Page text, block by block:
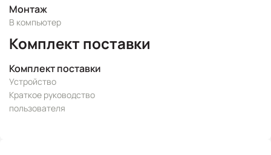
Монтаж
В компьютер
Комплект поставки
Комплект поставки
Устройство
Краткое руководство
пользователя